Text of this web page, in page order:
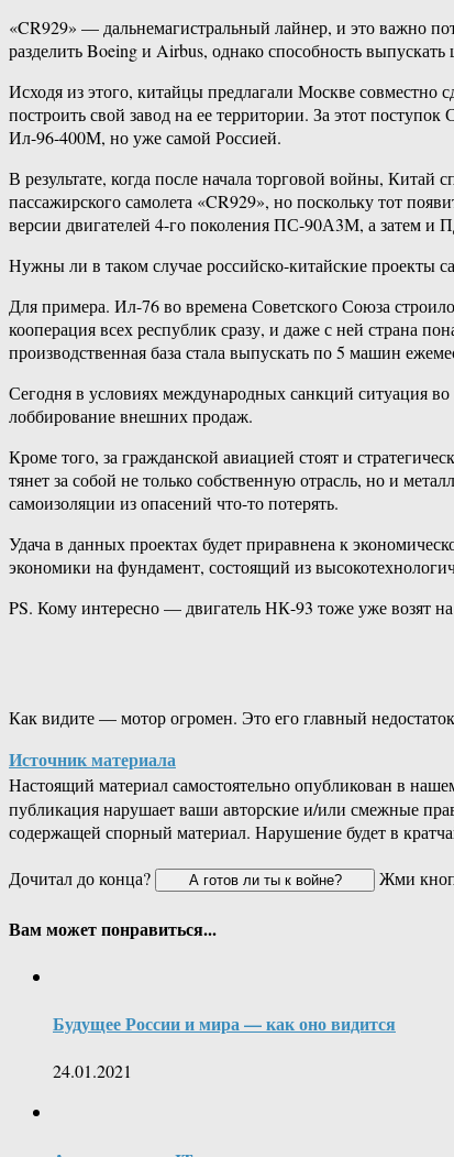
«CR929» — дальнемагистральный лайнер, и это важно
разделить Boeing и Airbus, однако способность
Исходя из этого, китайцы предлагали Москве
построить свой завод на ее территории. За этот
Ил-96-400М, но уже самой Россией.
В результате, когда после начала торговой войны, Китай
пассажирского самолета «CR929», но поскольку тот
версии двигателей 4-го поколения ПС-90А3М, а затем и
Нужны ли в таком случае российско-китайские проекты
Для примера. Ил-76 во времена Советского Союза
кооперация всех республик сразу, и даже с ней страна
производственная база стала выпускать по 5 машин
Сегодня в условиях международных санкций ситуация
лоббирование внешних продаж.
Кроме того, за гражданской авиацией стоят и
тянет за собой не только собственную отрасль, но и
самоизоляции из опасений что-то потерять.
Удача в данных проектах будет приравнена к
экономики на фундамент, состоящий из
PS. Кому интересно — двигатель НК-93 тоже уже возят
Как видите — мотор огромен. Это его главный
Источник материала
Настоящий материал самостоятельно опубликован в
публикация нарушает ваши авторские и/или смежные
содержащей спорный материал. Нарушение будет в
Дочитал до конца?
Жми
Вам может понравиться...
Будущее России и мира — как оно видится
24.01.2021